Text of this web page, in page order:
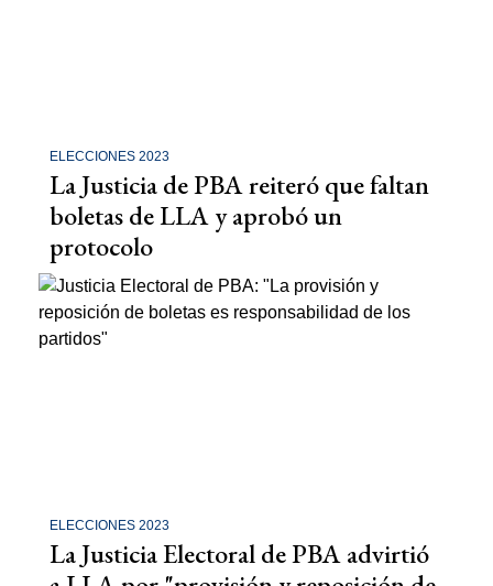
ELECCIONES 2023
La Justicia de PBA reiteró que faltan
boletas de LLA y aprobó un
protocolo
ELECCIONES 2023
La Justicia Electoral de PBA advirtió